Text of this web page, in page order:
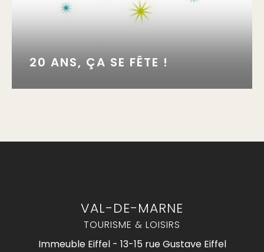
20 ANS, ÇA SE FÊTE !
VAL-DE-MARNE
TOURISME & LOISIRS
Immeuble Eiffel - 13-15 rue Gustave Eiffel